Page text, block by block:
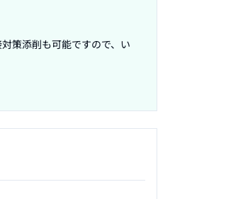
策添削も可能ですので、い